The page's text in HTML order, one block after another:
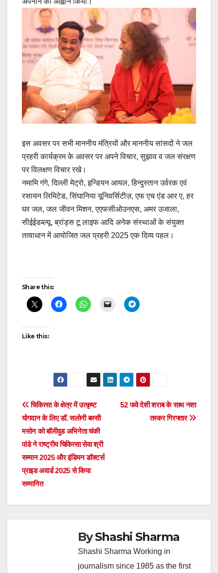
इस अवसर पर सभी माननीय मंत्रियों और माननीय सांसदों ने जल
प्रहरी कार्यक्रम के अवसर पर अपने विचार, सुझाव व जल संरक्षण
पर विलक्षण विचार रखे।
नमामि गंगे, दिल्ली मेट्रो, इन्डियन आयल, हिन्दुस्तान उर्वरक एवं
रसायन लिमिटेड, सिंघानिया यूनिवर्सिटीज़, एफ एच एंड आर ए, हर
घर जल, जल जीवन मिशन, एएफसीओउनएस, अमर उजाला,
सीईईडब्ल्यू, ब्रांड्स टू लाइफ आदि अनेक संस्थाओं के संयुक्त
तत्वाधान में आयोजित जल प्रहरी 2025 एक दिव्य पहल।
Post
navigation
Share this:
Like this:
Post
navigation
52 पव्वे देशी शराब के साथ नशा
तस्कर गिरफ्तार
चिकित्सा के क्षेत्र में उत्कृष्ट
योगदान के लिए डॉ. सलोनी बस्सी
मसोन को बॉलीवुड अभिनेता चंकी
पांडे ने राष्ट्रीय चिकित्सा सेवा श्री
सम्मान 2025 और इंडियन डॉक्टर्स
प्राइड अवार्ड 2025 से किया
सम्मानित
ByShashi Sharma
Shashi Sharma Working in
journalism since 1985 as the first